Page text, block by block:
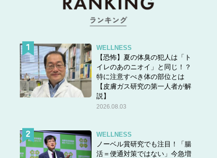
WELLNESS
【恐怖】夏の体臭の犯人は「ト
イレのあのニオイ」と同じ！？
特に注意すべき体の部位とは
【皮膚ガス研究の第一人者が解
説】
2026.08.03
WELLNESS
ノーベル賞研究でも注目！「腸
活＝便通対策ではない」今急増